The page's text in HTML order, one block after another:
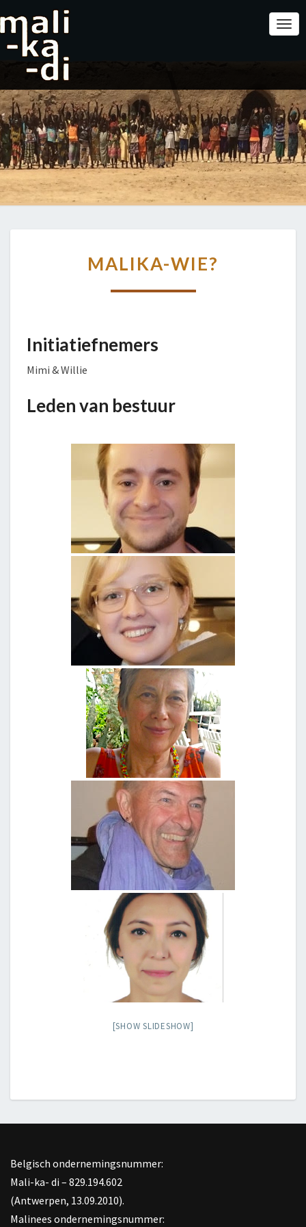
WIE?
MALIKA-WIE?
Initiatiefnemers
Mimi & Willie
Leden van bestuur
[SHOW SLIDESHOW]
Belgisch ondernemingsnummer:
Mali-ka- di – 829.194.602
(Antwerpen, 13.09.2010).
Malinees ondernemingsnummer: